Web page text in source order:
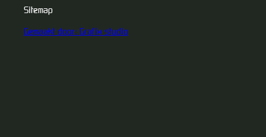
Sitemap
Gemaakt door: Grafix studio